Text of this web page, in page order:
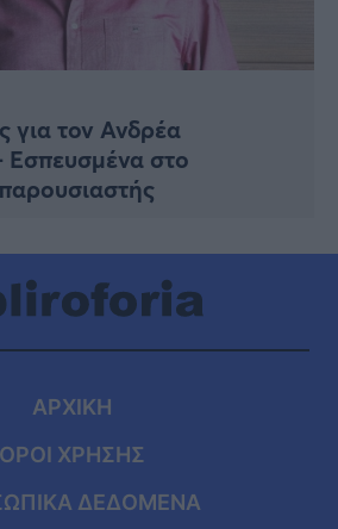
για τον Ανδρέα
Εσπευσμένα στο
ΑΡΧΙΚΗ
ΟΡΟΙ ΧΡΗΣΗΣ
ΔΕΔΟΜΕΝΑ